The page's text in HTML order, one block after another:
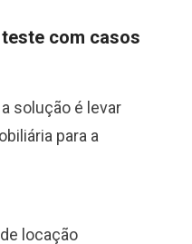
com casos
solução é levar
para a
locação